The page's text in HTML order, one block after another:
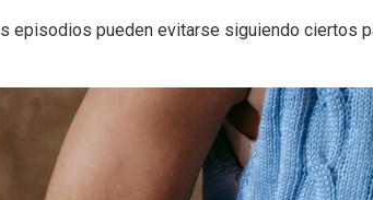
episodios pueden evitarse siguiendo ciertos